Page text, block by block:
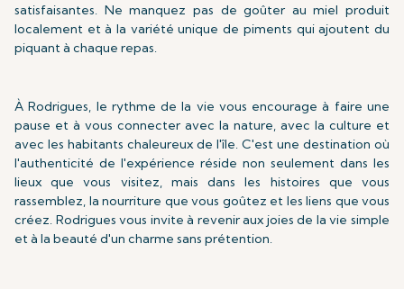
satisfaisantes. Ne manquez pas de goûter au miel produit
localement et à la variété unique de piments qui ajoutent du
piquant à chaque repas.
À Rodrigues, le rythme de la vie vous encourage à faire une
pause et à vous connecter avec la nature, avec la culture et
avec les habitants chaleureux de l'île. C'est une destination où
l'authenticité de l'expérience réside non seulement dans les
lieux que vous visitez, mais dans les histoires que vous
rassemblez, la nourriture que vous goûtez et les liens que vous
créez. Rodrigues vous invite à revenir aux joies de la vie simple
et à la beauté d'un charme sans prétention.